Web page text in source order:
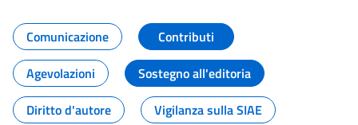
Tutti i contenuti della pagina
Comunicazione
Contributi
Agevolazioni
Sostegno all'editoria
Diritto d'autore
Vigilanza sulla SIAE